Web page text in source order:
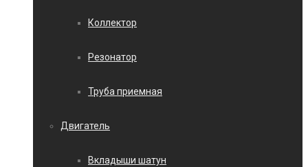
Коллектор
Резонатор
Труба приемная
Двигатель
Вкладыши шатун